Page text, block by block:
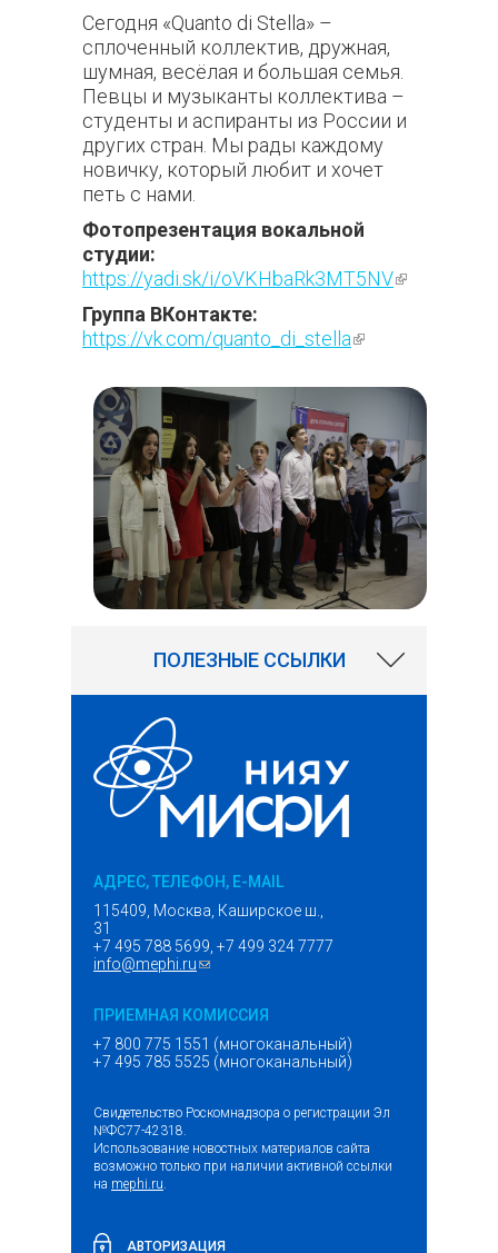
Сегодня «Quanto di Stella» –
сплоченный коллектив, дружная,
шумная, весёлая и большая семья.
Певцы и музыканты коллектива –
студенты и аспиранты из России и
других стран. Мы рады каждому
новичку, который любит и хочет
петь с нами.
Фотопрезентация вокальной
студии:
https://yadi.sk/i/oVKHbaRk3MT5NV(внешняя
Группа ВКонтакте:
https://vk.com/quanto_di_stella(внешняя
ПОЛЕЗНЫЕ ССЫЛКИ
АДРЕС, ТЕЛЕФОН, E-MAIL
115409, Москва, Каширское ш.,
31
+7 495 788 5699, +7 499 324 7777
info@mephi.ru(ссылка для отправки email)
ПРИЕМНАЯ КОМИССИЯ
+7 800 775 1551 (многоканальный)
+7 495 785 5525 (многоканальный)
Свидетельство Роскомнадзора о регистрации Эл
№ФС77-42318.
Использование новостных материалов сайта
возможно только при наличии активной ссылки
на mephi.ru
АВТОРИЗАЦИЯ